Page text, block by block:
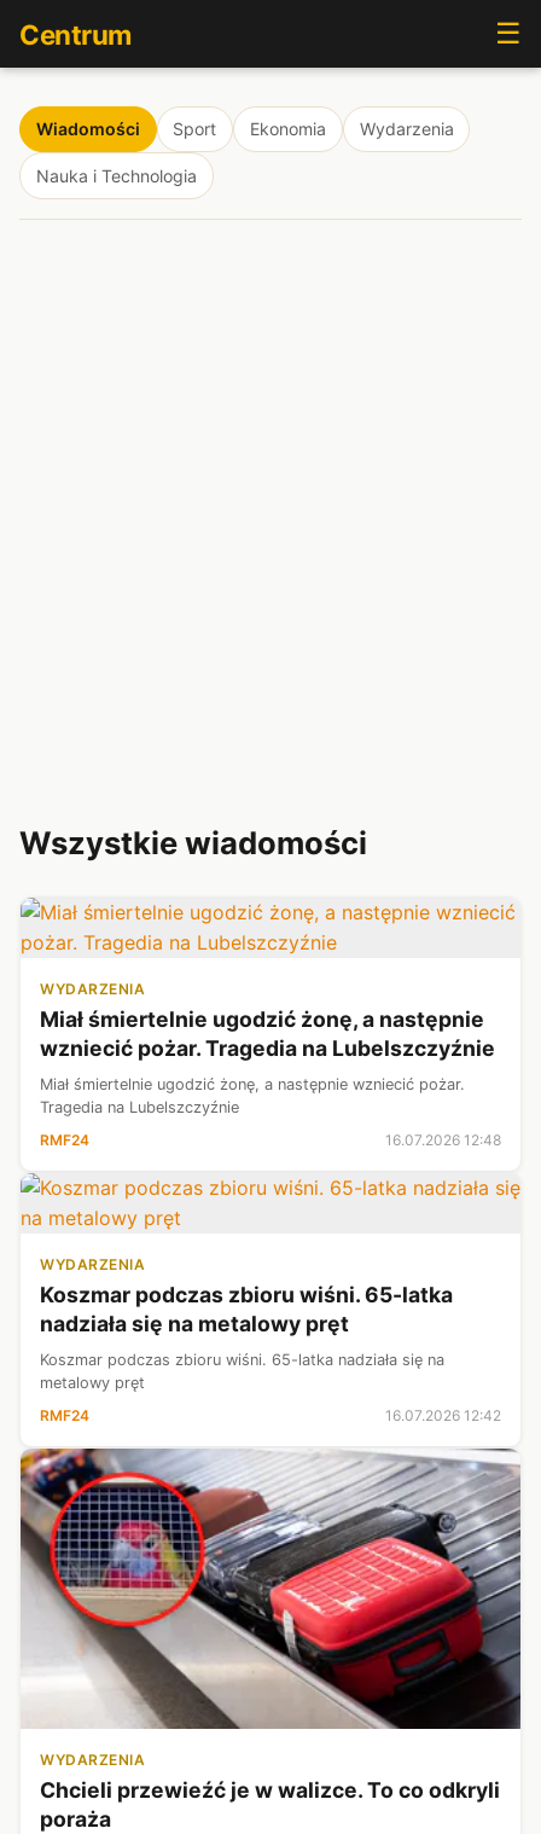
Centrum ☰
Wiadomości Sport Ekonomia Wydarzenia
Nauka i Technologia
Wszystkie wiadomości
WYDARZENIA
Miał śmiertelnie ugodzić żonę, a następnie
wzniecić pożar. Tragedia na Lubelszczyźnie
Miał śmiertelnie ugodzić żonę, a następnie wzniecić pożar.
Tragedia na Lubelszczyźnie
RMF24
16.07.2026 12:48
WYDARZENIA
Koszmar podczas zbioru wiśni. 65-latka
nadziała się na metalowy pręt
Koszmar podczas zbioru wiśni. 65-latka nadziała się na
metalowy pręt
RMF24
16.07.2026 12:42
WYDARZENIA
Chcieli przewieźć je w walizce. To co odkryli
poraża